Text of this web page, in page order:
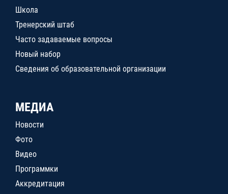
Школа
Тренерский штаб
Часто задаваемые вопросы
Новый набор
Сведения об образовательной организации
МЕДИА
Новости
Фото
Видео
Программки
Аккредитация